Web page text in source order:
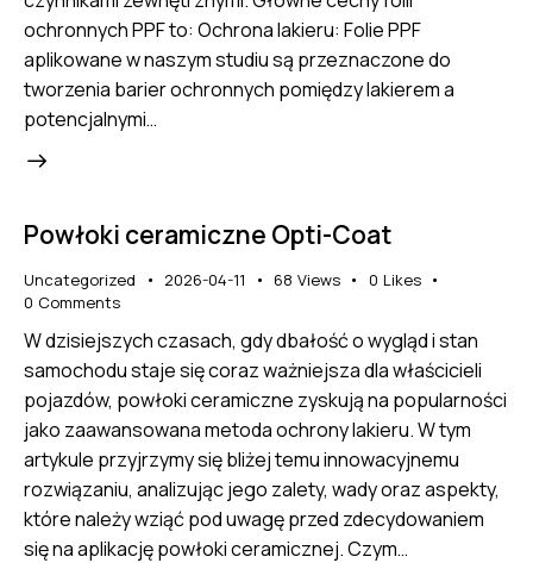
ochronnych PPF to: Ochrona lakieru: Folie PPF
aplikowane w naszym studiu są przeznaczone do
tworzenia barier ochronnych pomiędzy lakierem a
potencjalnymi…
Powłoki ceramiczne Opti-Coat
Uncategorized 2026-04-11 68 Views 0 Likes
0 Comments
W dzisiejszych czasach, gdy dbałość o wygląd i stan
samochodu staje się coraz ważniejsza dla właścicieli
pojazdów, powłoki ceramiczne zyskują na popularności
jako zaawansowana metoda ochrony lakieru. W tym
artykule przyjrzymy się bliżej temu innowacyjnemu
rozwiązaniu, analizując jego zalety, wady oraz aspekty,
które należy wziąć pod uwagę przed zdecydowaniem
się na aplikację powłoki ceramicznej. Czym…